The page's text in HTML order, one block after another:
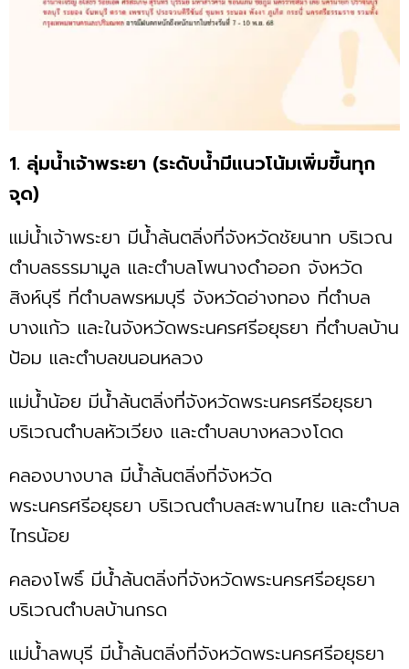
1. ลุ่มน้ำเจ้าพระยา (ระดับน้ำมีแนวโน้มเพิ่มขึ้นทุก
จุด)
แม่น้ำเจ้าพระยา มีน้ำล้นตลิ่งที่จังหวัดชัยนาท บริเวณ
ตำบลธรรมามูล และตำบลโพนางดำออก จังหวัด
สิงห์บุรี ที่ตำบลพรหมบุรี จังหวัดอ่างทอง ที่ตำบล
บางแก้ว และในจังหวัดพระนครศรีอยุธยา ที่ตำบลบ้าน
ป้อม และตำบลขนอนหลวง
แม่น้ำน้อย มีน้ำล้นตลิ่งที่จังหวัดพระนครศรีอยุธยา
บริเวณตำบลหัวเวียง และตำบลบางหลวงโดด
คลองบางบาล มีน้ำล้นตลิ่งที่จังหวัด
พระนครศรีอยุธยา บริเวณตำบลสะพานไทย และตำบล
ไทรน้อย
คลองโพธิ์ มีน้ำล้นตลิ่งที่จังหวัดพระนครศรีอยุธยา
บริเวณตำบลบ้านกรด
แม่น้ำลพบุรี มีน้ำล้นตลิ่งที่จังหวัดพระนครศรีอยุธยา